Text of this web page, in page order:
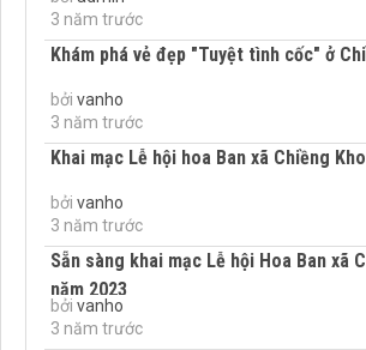
3 năm trước
Khám phá vẻ đẹp "Tuyệt tình cốc" ở
bởi vanho
3 năm trước
Khai mạc Lễ hội hoa Ban xã Chiềng
bởi vanho
3 năm trước
Sẵn sàng khai mạc Lễ hội Hoa Ban xã
năm 2023
bởi vanho
3 năm trước